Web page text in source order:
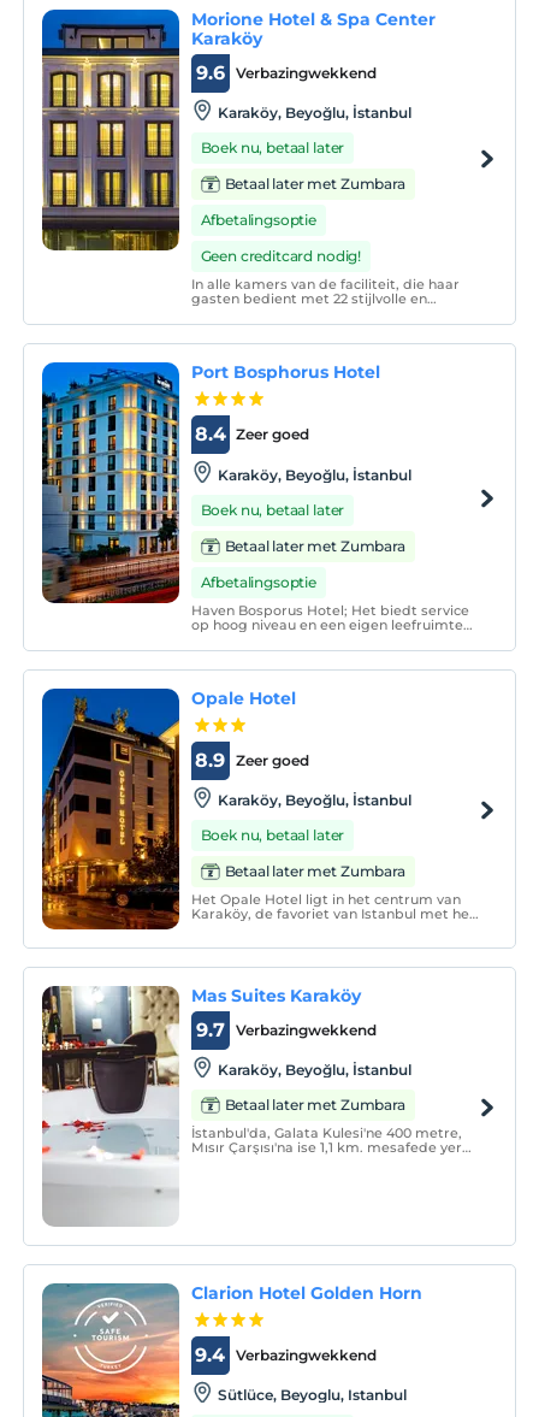
yapmaktadır.
Morione Hotel & Spa Center
Karaköy
Verbazingwekkend
9.6
Karaköy, Beyoğlu, İstanbul
Boek nu, betaal later
Betaal later met Zumbara
Afbetalingsoptie
Geen creditcard nodig!
In alle kamers van de faciliteit, die haar
gasten bedient met 22 stijlvolle en
kluis, satellietuitzending, televisie, douche,
wekservice en draadloos internet zijn
Port Bosphorus Hotel
Zeer goed
8.4
Karaköy, Beyoğlu, İstanbul
Boek nu, betaal later
Betaal later met Zumbara
Afbetalingsoptie
Haven Bosporus Hotel; Het biedt service
op hoog niveau en een eigen leefruimte
aan de behoeften van zijn gasten te
voldoen, maar voldoet ook aan alle
Opale Hotel
Zeer goed
8.9
Karaköy, Beyoğlu, İstanbul
Boek nu, betaal later
Betaal later met Zumbara
Het Opale Hotel ligt in het centrum van
Karaköy, de favoriet van Istanbul met het
geopend.
Mas Suites Karaköy
Verbazingwekkend
9.7
Karaköy, Beyoğlu, İstanbul
Betaal later met Zumbara
İstanbul'da, Galata Kulesi'ne 400 metre,
Mısır Çarşısı'na ise 1,1 km. mesafede yer
Clarion Hotel Golden Horn
Verbazingwekkend
9.4
Sütlüce, Beyoglu, Istanbul